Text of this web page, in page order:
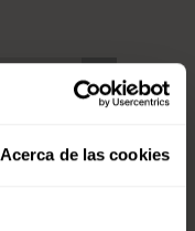
Acerca de las cookies